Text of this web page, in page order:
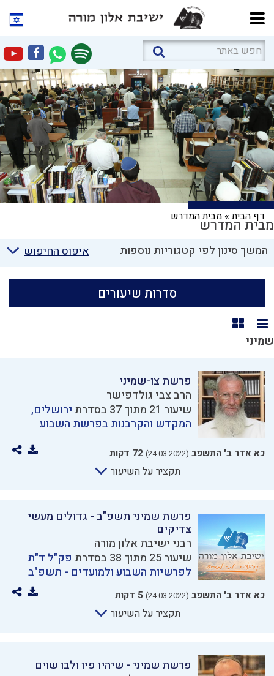
דף הבית» מבית המדרשמבית המדרש
איפוס החיפוש המשך סינון לפי קטגוריות נוספות
סדרות שיעורים
תצוגת רשימה
תצוגת קוביות
שמיני
פרשת צו-שמיני
הרב צבי גולדפישר
שיעור 21 מתוך 37 בסדרת
ירושלים,
המקדש והקרבנות בפרשת השבוע
כא אדר ב' התשפב (24.03.2022) 72 דקות
תקציר על השיעור
פרשת שמיני תשפ"ב - גדולים מעשי
צדיקים
רבני ישיבת אלון מורה
שיעור 25 מתוך 38 בסדרת
פק"ל ד"ת
לפרשיות השבוע ולמועדים - תשפ"ב
כא אדר ב' התשפב (24.03.2022) 5 דקות
תקציר על השיעור
פרשת שמיני - שיהיו פיו ולבו שוים